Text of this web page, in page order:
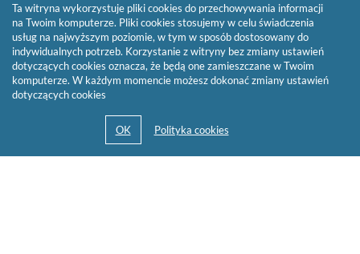
Ta witryna wykorzystuje pliki cookies do przechowywania informacji
na Twoim komputerze. Pliki cookies stosujemy w celu świadczenia
usług na najwyższym poziomie, w tym w sposób dostosowany do
indywidualnych potrzeb. Korzystanie z witryny bez zmiany ustawień
dotyczących cookies oznacza, że będą one zamieszczane w Twoim
komputerze. W każdym momencie możesz dokonać zmiany ustawień
dotyczących cookies